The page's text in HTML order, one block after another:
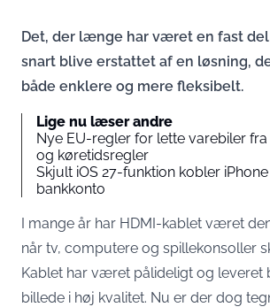
Det, der længe har været en fast del
snart blive erstattet af en løsning,
både enklere og mere fleksibelt.
Lige nu læser andre
Nye EU-regler for lette varebiler fra
og køretidsregler
Skjult iOS 27-funktion kobler
bankkonto
I mange år har HDMI-kablet været
når tv, computere og spillekonsoller
Kablet har været pålideligt og leveret
billede i høj kvalitet. Nu er der dog